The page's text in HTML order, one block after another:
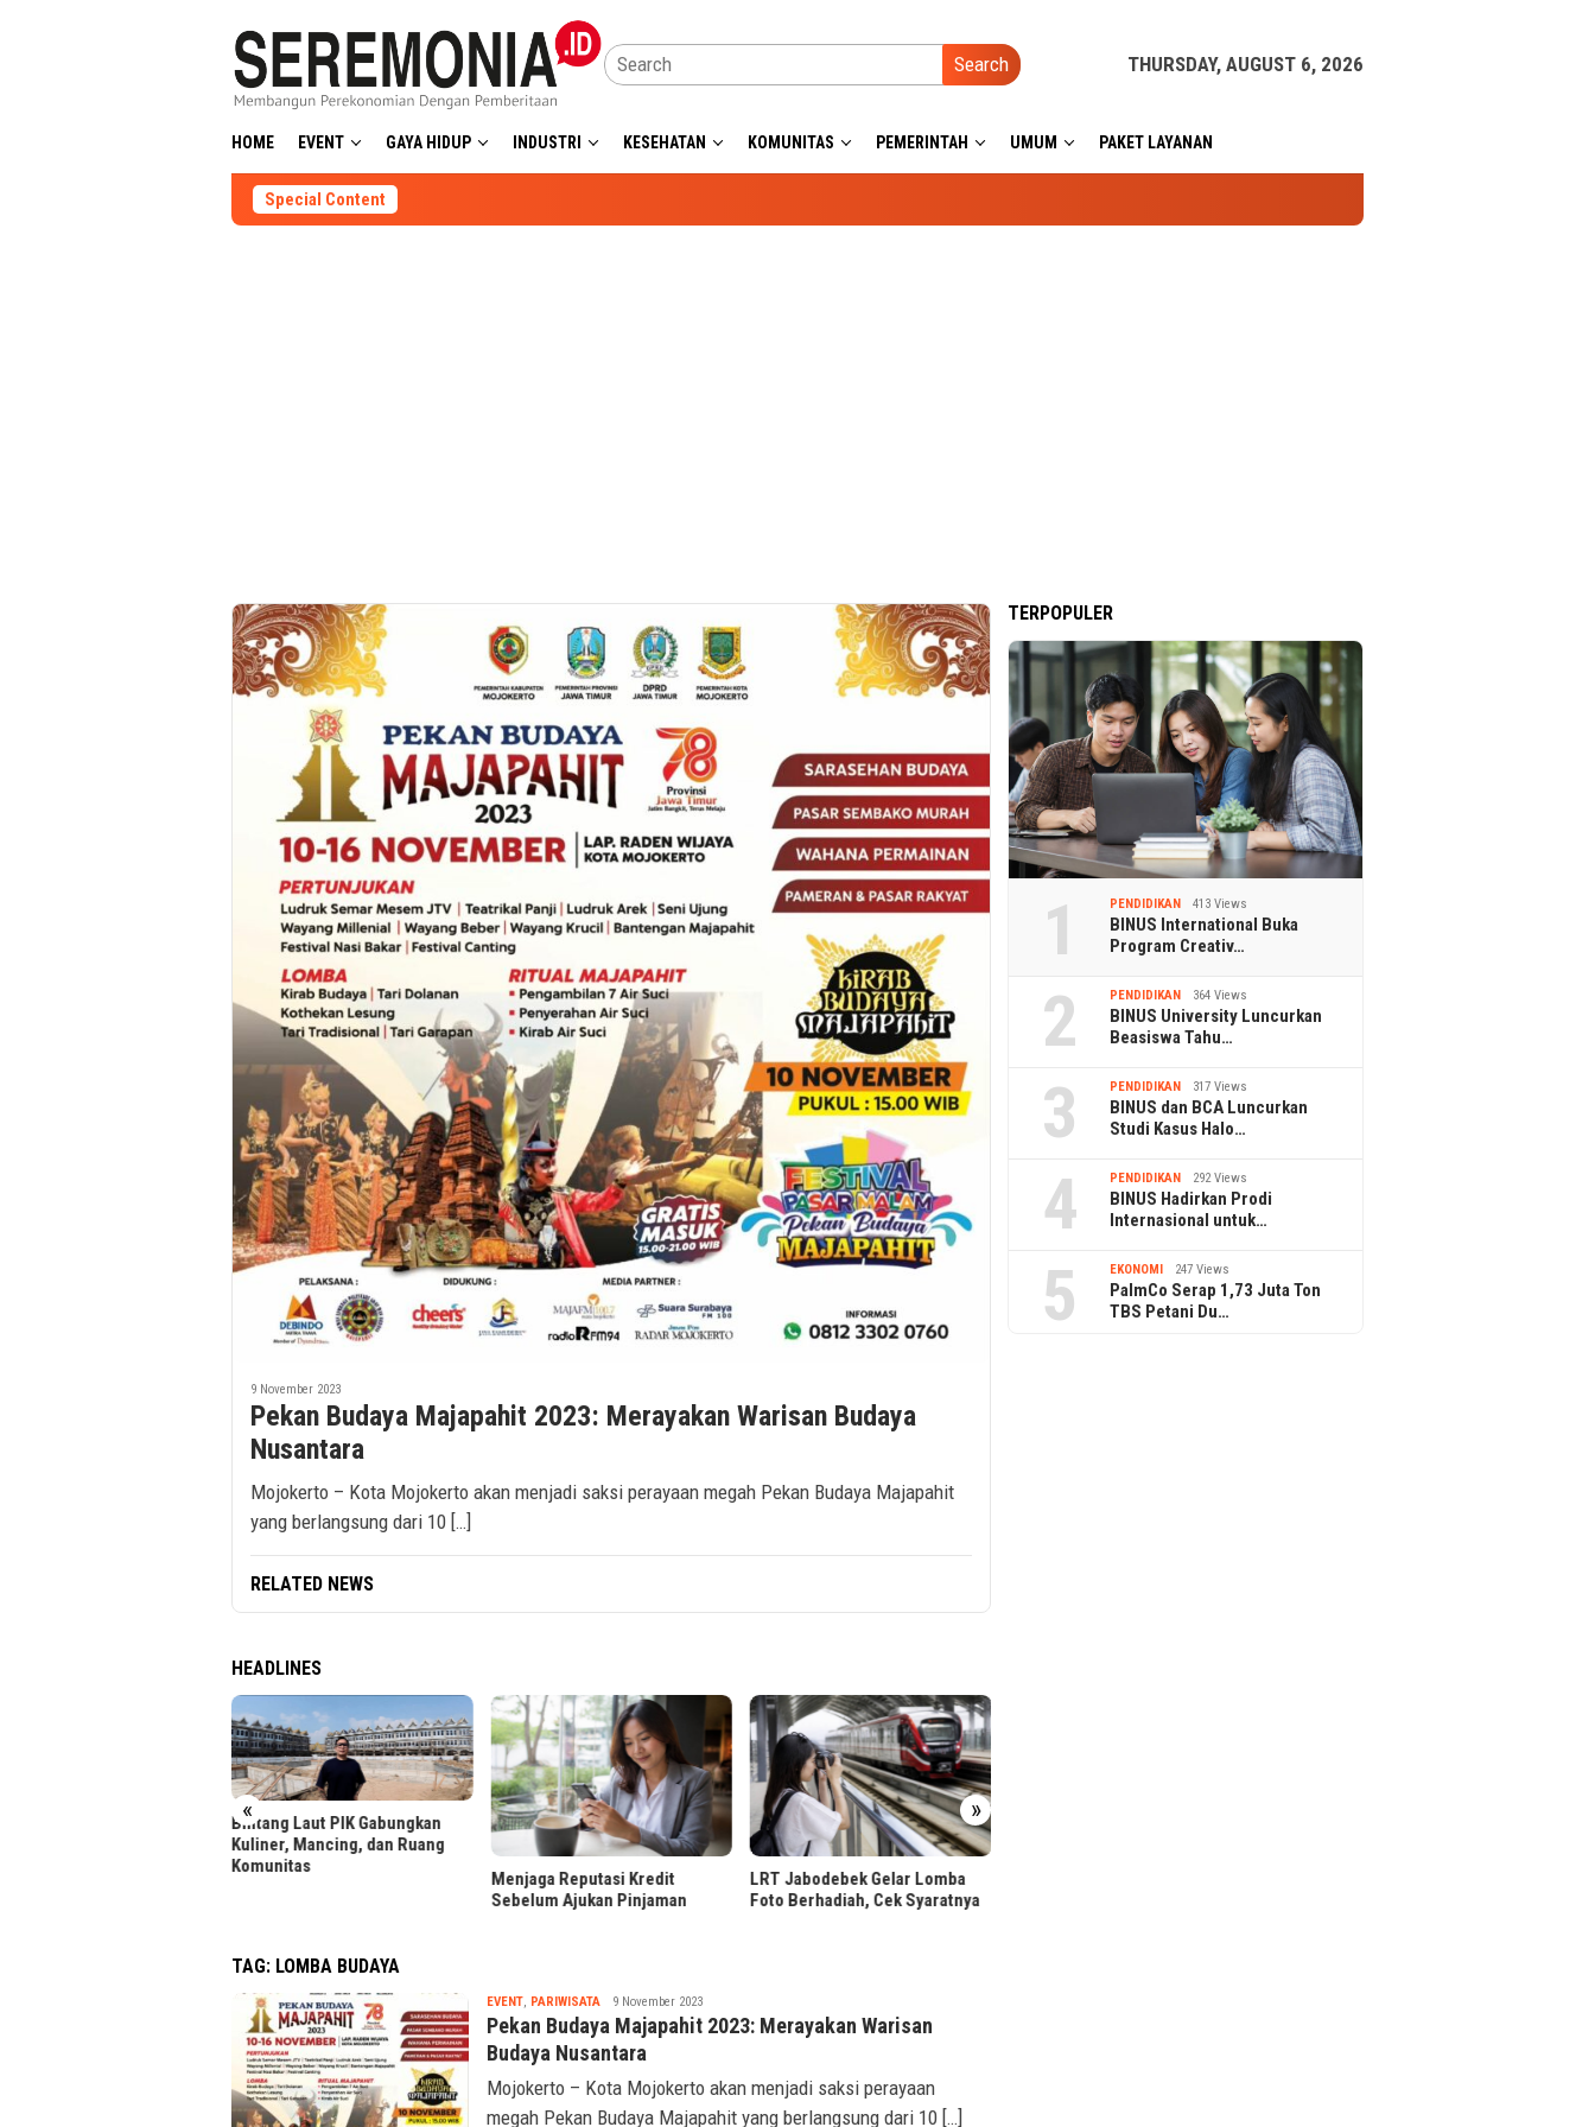
Search THURSDAY, AUGUST 6, 2026
HOME EVENT GAYA HIDUP INDUSTRI KESEHATAN KOMUNITAS PEMERINTAH UMUM PAKET LAYANAN
Special Content
9 November 2023
Pekan Budaya Majapahit 2023: Merayakan Warisan Budaya
Nusantara
Mojokerto – Kota Mojokerto akan menjadi saksi perayaan megah Pekan Budaya Majapahit
yang berlangsung dari 10 […]
RELATED NEWS
HEADLINES
« »
Bintang Laut PIK Gabungkan
Kuliner, Mancing, dan Ruang
Komunitas
Menjaga Reputasi Kredit
Sebelum Ajukan Pinjaman
LRT Jabodebek Gelar Lomba
Foto Berhadiah, Cek Syaratnya
TAG: LOMBA BUDAYA
EVENT, PARIWISATATsaqif
Ridwan
9 November 2023
Pekan Budaya Majapahit 2023: Merayakan Warisan
Budaya Nusantara
Mojokerto – Kota Mojokerto akan menjadi saksi perayaan
megah Pekan Budaya Majapahit yang berlangsung dari 10 […]
TERPOPULER
1 PENDIDIKAN 413 Views
BINUS International Buka
Program Creativ…
2 PENDIDIKAN 364 Views
BINUS University Luncurkan
Beasiswa Tahu…
3 PENDIDIKAN 317 Views
BINUS dan BCA Luncurkan
Studi Kasus Halo…
4 PENDIDIKAN 292 Views
BINUS Hadirkan Prodi
Internasional untuk…
5 EKONOMI 247 Views
PalmCo Serap 1,73 Juta Ton
TBS Petani Du…